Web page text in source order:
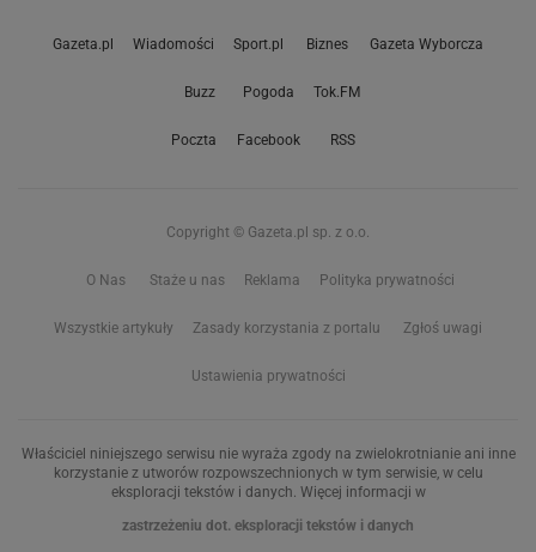
Gazeta.pl Wiadomości Sport.pl Biznes Gazeta Wyborcza
Buzz Pogoda Tok.FM
Poczta Facebook RSS
Copyright © Gazeta.pl sp. z o.o.
O Nas Staże u nas Reklama Polityka prywatności
Wszystkie artykuły Zasady korzystania z portalu Zgłoś uwagi
Ustawienia prywatności
Właściciel niniejszego serwisu nie wyraża zgody na zwielokrotnianie ani inne
korzystanie z utworów rozpowszechnionych w tym serwisie, w celu
eksploracji tekstów i danych. Więcej informacji w
zastrzeżeniu dot. eksploracji tekstów i danych